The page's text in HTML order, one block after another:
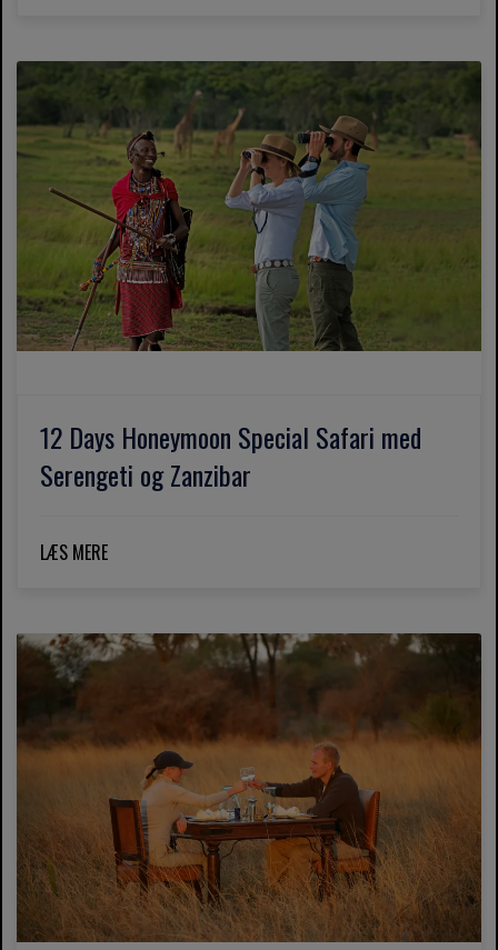
12 Days Honeymoon Special Safari med
Serengeti og Zanzibar
LÆS MERE